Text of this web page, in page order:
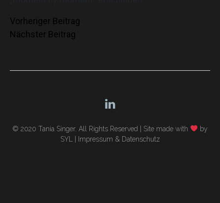
Beitragsnavigation
Vorheriger Beitrag
Nächster Beitrag
© 2020 Tania Singer. All Rights Reserved | Site made with
by
SYL
Impressum & Datenschutz